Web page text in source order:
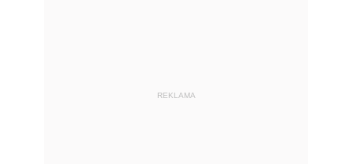
REKLAMA